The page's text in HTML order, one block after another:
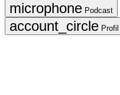
Podcast
Profil